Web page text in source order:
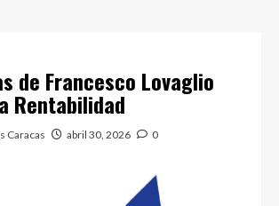
de Francesco Lovaglio
Rentabilidad
Caracas abril 30, 2026 0